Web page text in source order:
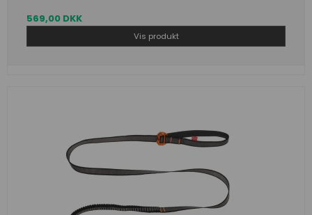
569,00 DKK
Vis produkt